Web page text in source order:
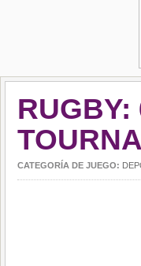
RUGBY:
CATEGORÍA DE JUEGO: